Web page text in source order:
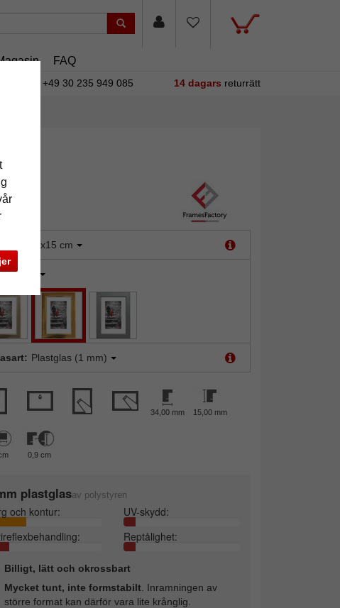
FAQ
+49 30 235 949 085 14 dagars returrätt
10x15 cm
guld
Plastglas (1 mm)
34,00 mm 15,00 mm
0,9 cm
plastglasav polystyren
och kontur:
UV-skydd:
Reptålighet:
Billigt, lätt och okrossbart
Mycket tunt, inte formstabilt. Inramningen av
större format kan därför vara lite krånglig.